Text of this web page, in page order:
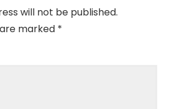
will not be published.
marked *